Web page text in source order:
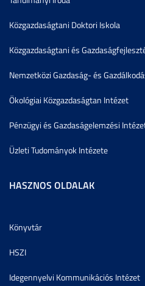
Közgazdaságtani Doktori Iskola
Közgazdaságtani és
Nemzetközi Gazdaság- és
Ökológiai Közgazdaságtan Intézet
Pénzügyi és Gazdaságelemzési
Üzleti Tudományok Intézete
HASZNOS OLDALAK
Könyvtár
HSZI
Idegennyelvi Kommunikációs Intézet